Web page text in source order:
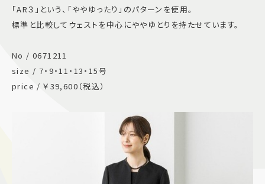
「AR３」という、「ややゆったり」のパターンを使用。
標準と比較してウェストを中心にややゆとりを持たせています。
No / 0671211
size / 7・9・11・13・15号
price / ￥39,600（税込）